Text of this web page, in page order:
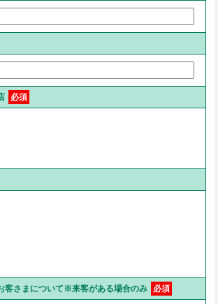
必須
客さまについて※来客がある場合のみ 必須